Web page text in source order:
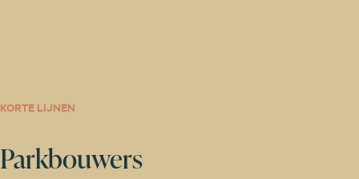
KORTE LIJNEN
Parkbouwers